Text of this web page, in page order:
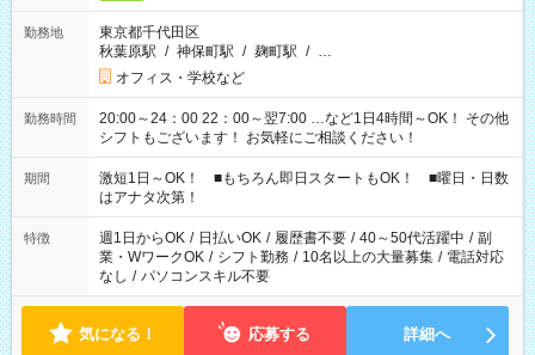
勤務地
東京都千代田区
秋葉原駅 / 神保町駅 / 麹町駅 / …
オフィス・学校など
勤務時間
20:00～24：00 22：00～翌7:00 …など1日4時間～OK！ その他
シフトもございます！ お気軽にご相談ください！
期間
激短1日～OK！ ■もちろん即日スタートもOK！ ■曜日・日数
はアナタ次第！
特徴 週1日からOK / 日払いOK / 履歴書不要 / 40～50代活躍中 / 副
業・WワークOK / シフト勤務 / 10名以上の大量募集 / 電話対応
なし / パソコンスキル不要
気になる！ 応募する 詳細へ